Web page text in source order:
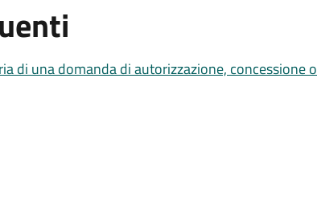
di una domanda di autorizzazione, concessione o